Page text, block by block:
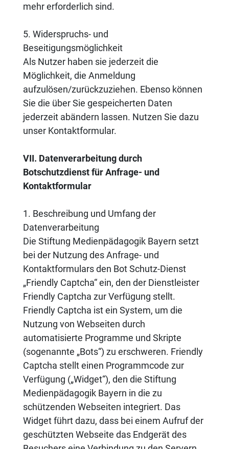
mehr erforderlich sind.
5. Widerspruchs- und
Beseitigungsmöglichkeit
Als Nutzer haben sie jederzeit die
Möglichkeit, die Anmeldung
aufzulösen/zurückzuziehen. Ebenso können
Sie die über Sie gespeicherten Daten
jederzeit abändern lassen. Nutzen Sie dazu
unser Kontaktformular.
VII. Datenverarbeitung durch
Botschutzdienst für Anfrage- und
Kontaktformular
1. Beschreibung und Umfang der
Datenverarbeitung
Die Stiftung Medienpädagogik Bayern setzt
bei der Nutzung des Anfrage- und
Kontaktformulars den Bot Schutz-Dienst
„Friendly Captcha“ ein, den der Dienstleister
Friendly Captcha zur Verfügung stellt.
Friendly Captcha ist ein System, um die
Nutzung von Webseiten durch
automatisierte Programme und Skripte
(sogenannte „Bots“) zu erschweren. Friendly
Captcha stellt einen Programmcode zur
Verfügung („Widget“), den die Stiftung
Medienpädagogik Bayern in die zu
schützenden Webseiten integriert. Das
Widget führt dazu, dass bei einem Aufruf der
geschützten Webseite das Endgerät des